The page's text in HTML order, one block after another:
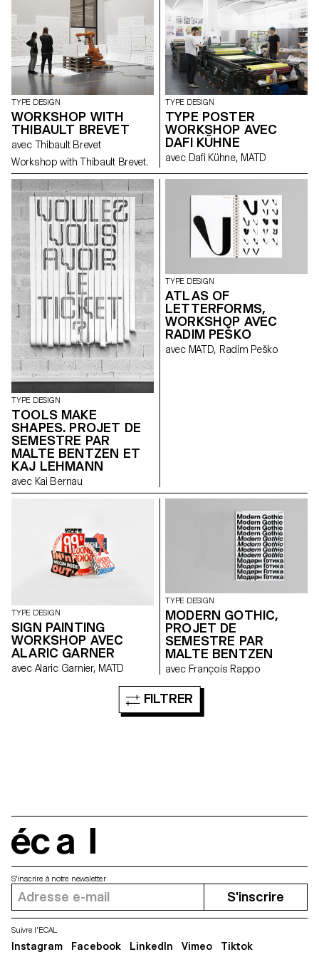
TYPE DESIGN
WORKSHOP WITH
THIBAULT BREVET
avec Thibault Brevet
Workshop with Thibault Brevet.
TYPE DESIGN
TYPE POSTER
WORKSHOP AVEC
DAFI KÜHNE
avec Dafi Kühne, MATD
TYPE DESIGN
TOOLS MAKE
SHAPES. PROJET DE
SEMESTRE PAR
MALTE BENTZEN ET
KAJ LEHMANN
avec Kai Bernau
TYPE DESIGN
ATLAS OF
LETTERFORMS,
WORKSHOP AVEC
RADIM PEŠKO
avec MATD, Radim Peško
TYPE DESIGN
SIGN PAINTING
WORKSHOP AVEC
ALARIC GARNER
avec Alaric Garnier, MATD
TYPE DESIGN
MODERN GOTHIC,
PROJET DE
SEMESTRE PAR
MALTE BENTZEN
avec François Rappo
FILTRER
S'inscrire à notre newsletter
S'inscrire
Suivre l'ECAL
Instagram Facebook LinkedIn Vimeo Tiktok